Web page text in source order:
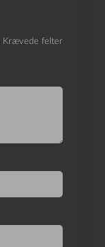
Krævede felter